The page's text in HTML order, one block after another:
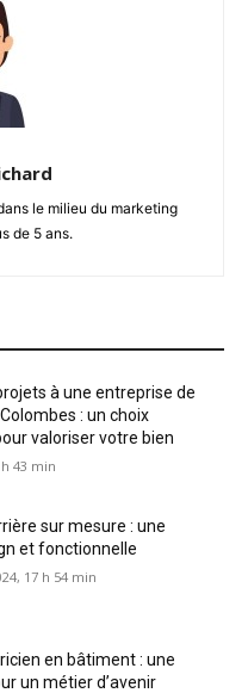
le milieu du marketing
de 5 ans.
à une entreprise de
: un choix
valoriser votre bien
43 min
sur mesure : une
et fonctionnelle
17 h 54 min
en bâtiment : une
un métier d’avenir